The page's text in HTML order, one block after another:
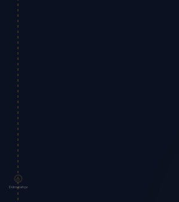
Dolmabahçe